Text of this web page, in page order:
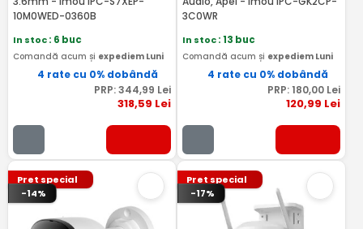
10M0WED-0360B
In stoc: 6 buc
Comandă acum și expediem Luni
4 rate cu 0% dobândă
PRP:344,99 Lei
318,59 Lei
3C0WR
In stoc: 13 buc
Comandă acum și expediem Luni
4 rate cu 0% dobândă
PRP: 180,00 Lei
120,99 Lei
Pret special
-14%
Pret special
-17%